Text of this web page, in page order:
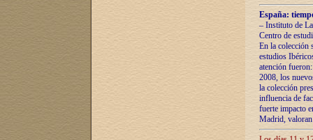
España:
– Instituto de
Centro de
En la colección
estudios
atención
2008, los
la colección
influencia de
fuerte impacto
Madrid,